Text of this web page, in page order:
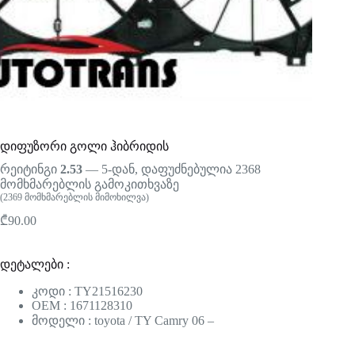
დიფუზორი გოლი ჰიბრიდის
რეიტინგი 2.53 — 5-დან, დაფუძნებულია 2368
მომხმარებლის გამოკითხვაზე
(2369 მომხმარებლის მიმოხილვა)
₾90.00
დეტალები :
კოდი : TY21516230
OEM : 1671128310
მოდელი : toyota / TY Camry 06 –